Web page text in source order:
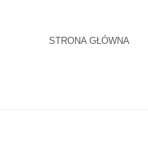
STRONA GŁÓWNA